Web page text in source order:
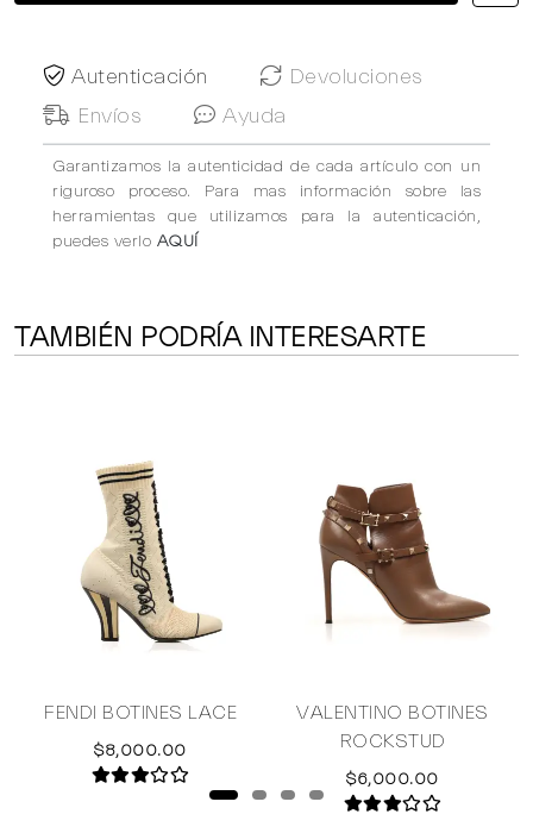
Autenticación
Devoluciones
Envíos
Ayuda
Garantizamos la autenticidad de cada artículo con un
riguroso proceso. Para mas información sobre las
herramientas que utilizamos para la autenticación,
puedes verlo AQUÍ
TAMBIÉN PODRÍA INTERESARTE
FENDI BOTINES LACE
$8,000.00
VALENTINO BOTINES
ROCKSTUD
$6,000.00